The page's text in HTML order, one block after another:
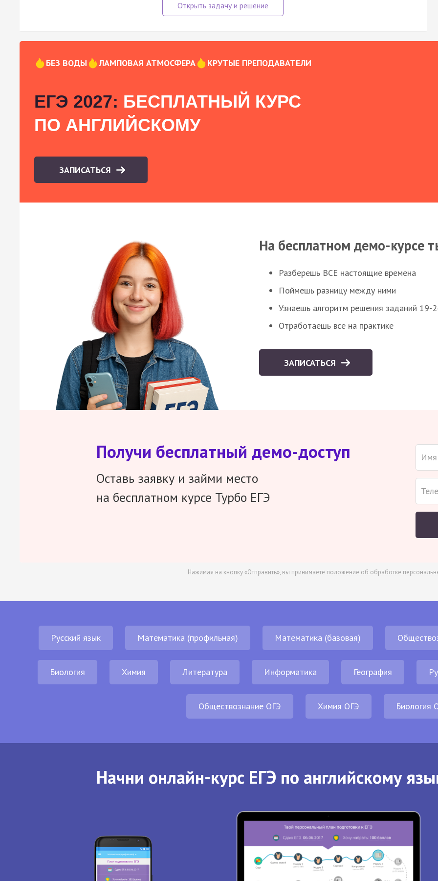
БЕЗ ВОДЫ ЛАМПОВАЯ АТМОСФЕРА КРУТЫЕ ПРЕПОДАВАТЕЛИ
ЕГЭ 2027: БЕСПЛАТНЫЙ КУРС
ПО АНГЛИЙСКОМУ
ЗАПИСАТЬСЯ
На бесплатном демо-курсе
Разберешь ВСЕ настоящие времена
Поймешь разницу между ними
Узнаешь алгоритм решения заданий 19-
Отработаешь все на практике
ЗАПИСАТЬСЯ
Получи бесплатный демо-доступ
Оставь заявку и займи место
на бесплатном курсе Турбо ЕГЭ
Нажимая на кнопку «Отправить», вы принимаете положение об обработке
Русский язык Математика (профильная) Математика (базовая)
Биология Химия Литература Информатика География
Обществознание ОГЭ Химия ОГЭ Биология
Начни онлайн-курс ЕГЭ по английскому